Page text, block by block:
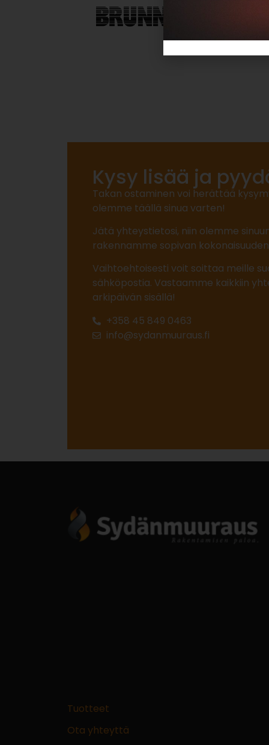
Kysy lisää ja
Takan ostaminen voi herättää
olemme täällä sinua varten!
Jätä yhteystietosi, niin olemme
rakennamme sopivan kokonaisuuden
Vaihtoehtoisesti voit soittaa meille
sähköpostia. Vastaamme kaikkiin
arkipäivän sisällä!
+358 45 849 0463
info@sydanmuuraus.fi
Tuotteet
Ota yhteyttä